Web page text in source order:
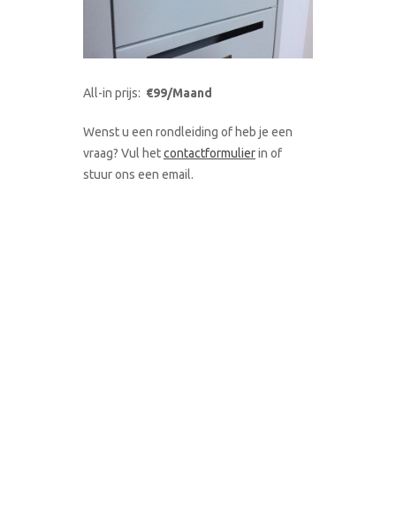
All-in prijs: €99/Maand
Wenst u een rondleiding of heb je een
vraag? Vul hetcontactformulierin of
stuur ons een email.